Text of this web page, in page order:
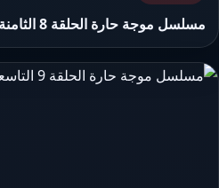
مسلسل موجة حارة الحلقة 8 الثامنة HD